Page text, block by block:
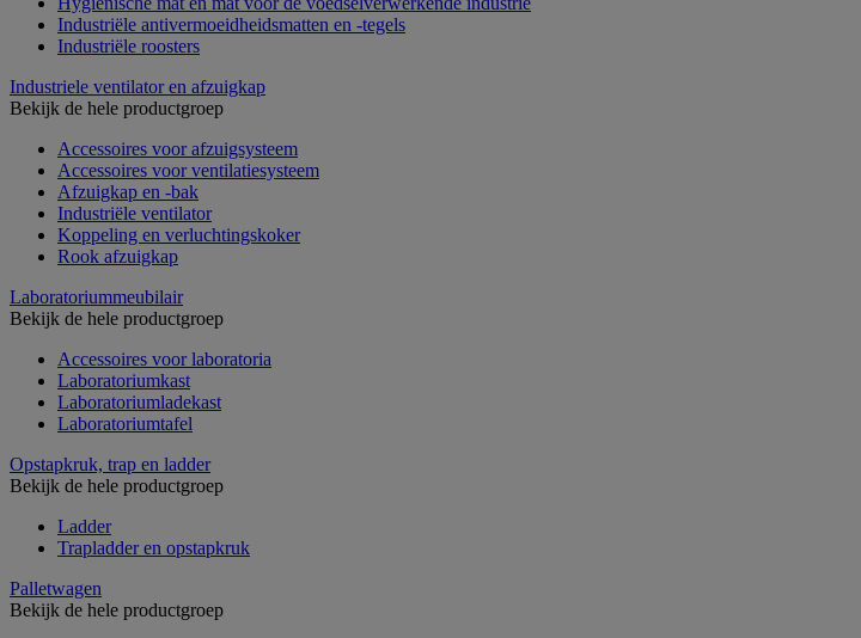
Industriële antivermoeidheidsmatten en -tegels
Industriële roosters
Industriele ventilator en afzuigkap
Bekijk de hele productgroep
Accessoires voor afzuigsysteem
Accessoires voor ventilatiesysteem
Afzuigkap en -bak
Industriële ventilator
Koppeling en verluchtingskoker
Rook afzuigkap
Laboratoriummeubilair
Bekijk de hele productgroep
Accessoires voor laboratoria
Laboratoriumkast
Laboratoriumladekast
Laboratoriumtafel
Opstapkruk, trap en ladder
Bekijk de hele productgroep
Ladder
Trapladder en opstapkruk
Palletwagen
Bekijk de hele productgroep